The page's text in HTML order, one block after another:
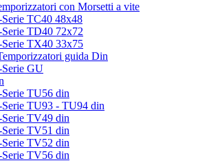
con Morsetti a vite
TC40 48x48
TD40 72x72
TX40 33x75
guida Din
GU
TU56 din
TU93 - TU94 din
TV49 din
TV51 din
TV52 din
TV56 din